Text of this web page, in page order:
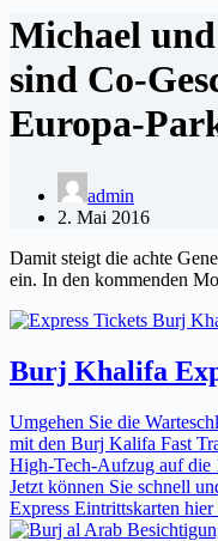
Michael
sind Co-
Europa-
admin
2. Mai 2016
Damit steigt die achte
ein. In den kommenden
Burj Khalifa
Umgehen Sie die
mit den Burj Kalifa Fast
High-Tech-Aufzug auf die
Jetzt können Sie schnell
Express Eintrittskarten hier